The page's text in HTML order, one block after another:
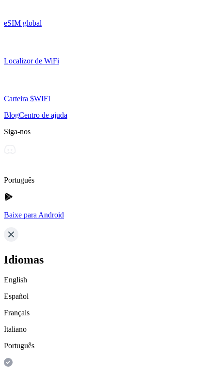
eSIM global
Localizor de WiFi
Carteira $WIFI
BlogCentro de ajuda
Siga-nos
Português
Baixe para Android
Idiomas
English
Español
Français
Italiano
Português